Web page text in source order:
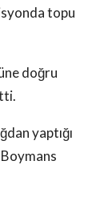
topu
doğru
yaptığı